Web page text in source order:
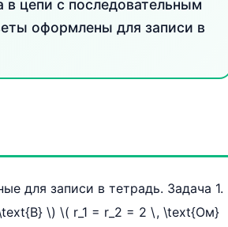
в цепи с последовательным
оформлены для записи в
для записи в тетрадь. Задача 1.
\) \( r_1 = r_2 = 2 \, \text{Ом}